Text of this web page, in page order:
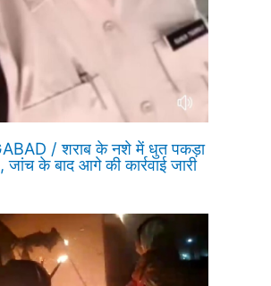
/ शराब के नशे में धुत पकड़ा
, जांच के बाद आगे की कार्रवाई जारी